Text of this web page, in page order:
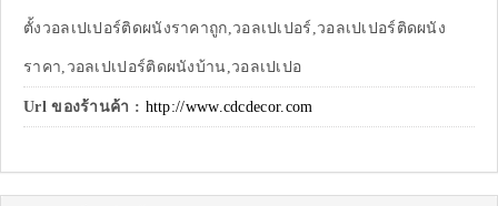
ตั้งวอลเปเปอร์ติดผนังราคาถูก,วอลเปเปอร์,วอลเปเปอร์ติดผนัง
ราคา,วอลเปเปอร์ติดผนังบ้าน,วอลเปเปอ
Url ของร้านค้า : http://www.cdcdecor.com